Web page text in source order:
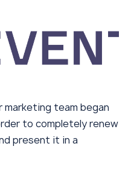
marketing team began
to completely renew
present it in a